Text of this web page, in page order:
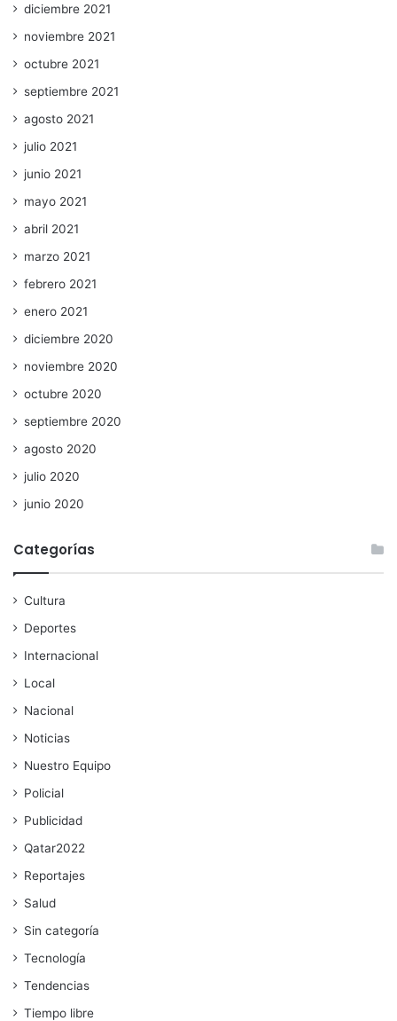
diciembre 2021
noviembre 2021
octubre 2021
septiembre 2021
agosto 2021
julio 2021
junio 2021
mayo 2021
abril 2021
marzo 2021
febrero 2021
enero 2021
diciembre 2020
noviembre 2020
octubre 2020
septiembre 2020
agosto 2020
julio 2020
junio 2020
Categorías
Cultura
Deportes
Internacional
Local
Nacional
Noticias
Nuestro Equipo
Policial
Publicidad
Qatar2022
Reportajes
Salud
Sin categoría
Tecnología
Tendencias
Tiempo libre